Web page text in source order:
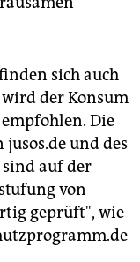
sich auch
der Konsum
Die
jusos.de und des
sind auf der
von
geprüft", wie